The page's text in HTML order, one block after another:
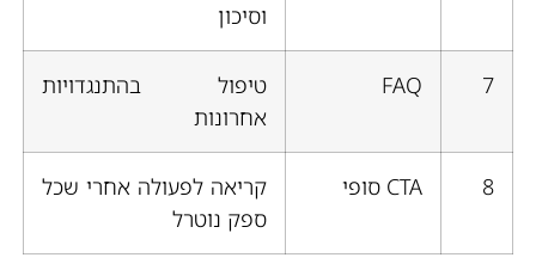
וסיכון
7
FAQ
טיפול בהתנגדויות
אחרונות
8 CTA סופי
קריאה לפעולה אחרי שכל
ספק נוטרל